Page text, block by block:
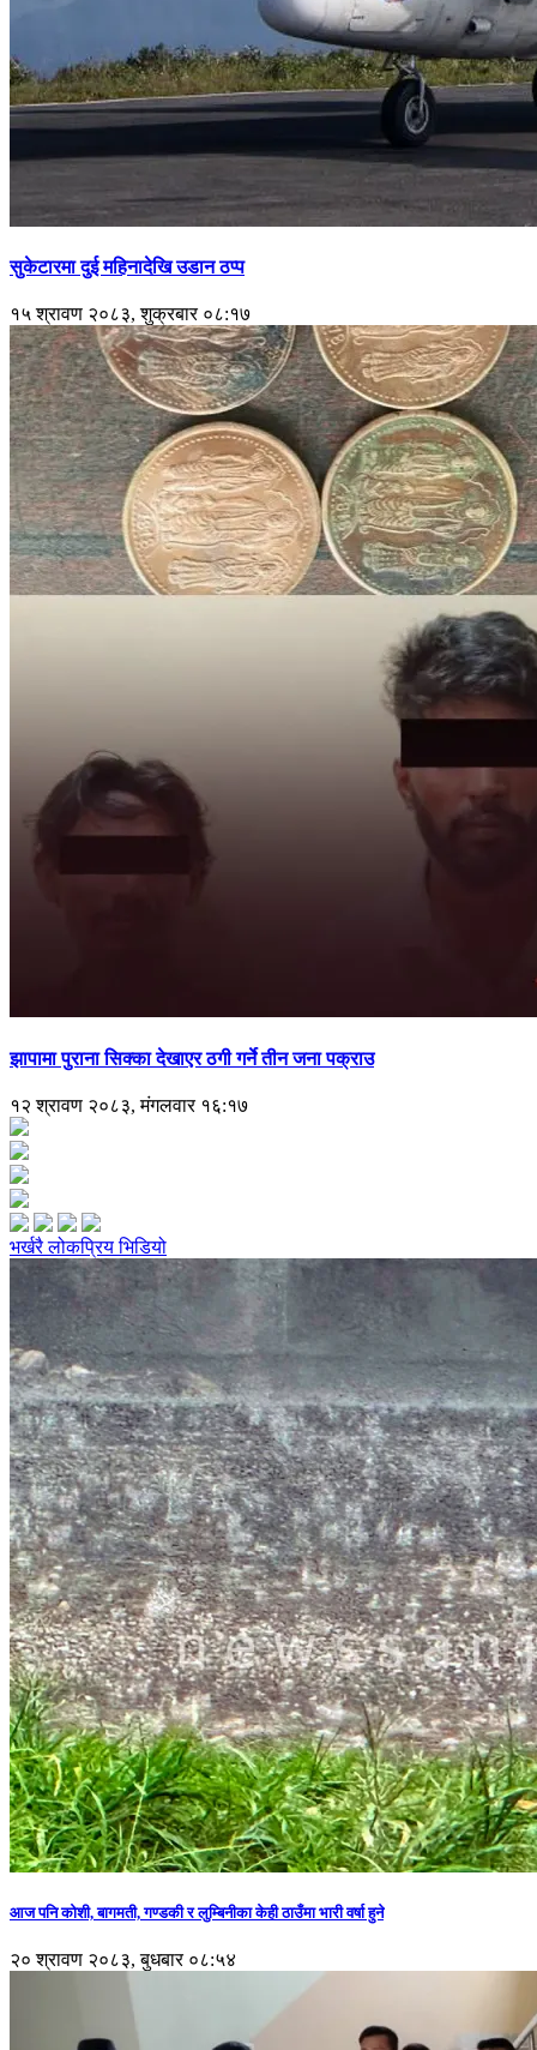
सुकेटारमा दुई महिनादेखि उडान ठप्प
१५ श्रावण २०८३, शुक्रबार ०८:१७
झापामा पुराना सिक्का देखाएर ठगी गर्ने तीन जना पक्राउ
१२ श्रावण २०८३, मंगलवार १६:१७
भर्खरैलोकप्रियभिडियो
आज पनि कोशी, बागमती, गण्डकी र लुम्बिनीका केही ठाउँमा भारी वर्षा हुने
२० श्रावण २०८३, बुधबार ०८:५४